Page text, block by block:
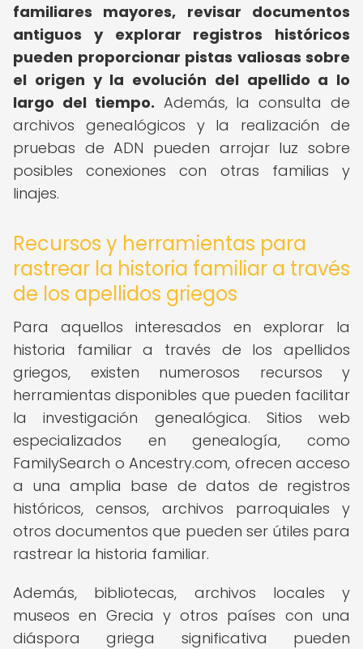
familiares mayores, revisar documentos
antiguos y explorar registros históricos
pueden proporcionar pistas valiosas sobre
el origen y la evolución del apellido a lo
largo del tiempo. Además, la consulta de
archivos genealógicos y la realización de
pruebas de ADN pueden arrojar luz sobre
posibles conexiones con otras familias y
linajes.
Recursos y herramientas para
rastrear la historia familiar a través
de los apellidos griegos
Para aquellos interesados en explorar la
historia familiar a través de los apellidos
griegos, existen numerosos recursos y
herramientas disponibles que pueden facilitar
la investigación genealógica. Sitios web
especializados en genealogía, como
FamilySearch o Ancestry.com, ofrecen acceso
a una amplia base de datos de registros
históricos, censos, archivos parroquiales y
otros documentos que pueden ser útiles para
rastrear la historia familiar.
Además, bibliotecas, archivos locales y
museos en Grecia y otros países con una
diáspora griega significativa pueden